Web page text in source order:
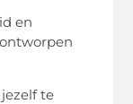
en
te